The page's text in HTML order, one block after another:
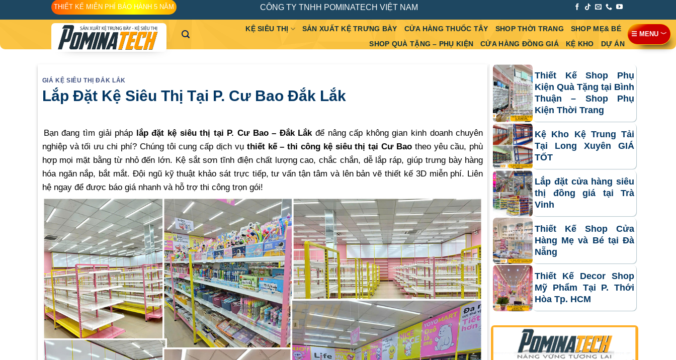
to
THIẾT KẾ MIỄN PHÍ BẢO HÀNH 5 NĂM CÔNG TY TNHH POMINATECH VIỆT NAM
KỆ SIÊU THỊ SẢN XUẤT KỆ TRƯNG BÀY CỬA HÀNG THUỐC TÂY SHOP THỜI TRANG
SHOP MẸ& BÉ
SHOP QUÀ TẶNG – PHỤ KIỆN
CỬA HÀNG ĐỒNG GIÁ KỆ KHO DỰ ÁN
GIÁ KỆ SIÊU THỊ ĐẮK LẮK
Lắp Đặt Kệ Siêu Thị Tại P. Cư Bao Đắk Lắk
Bạn đang tìm giải pháp lắp đặt kệ siêu thị tại P. Cư Bao – Đắk Lắkđể nâng cấp không gian kinh doanh chuyên
nghiệp và tối ưu chi phí? Chúng tôi cung cấp dịch vụ thiết kế – thi công kệ siêu thị tại Cư Baotheo yêu cầu, phù
hợp mọi mặt bằng từ nhỏ đến lớn. Kệ sắt sơn tĩnh điện chất lượng cao, chắc chắn, dễ lắp ráp, giúp trưng bày hàng
hóa ngăn nắp, bắt mắt. Đội ngũ kỹ thuật khảo sát trực tiếp, tư vấn tận tâm và lên bản vẽ thiết kế 3D miễn phí. Liên
hệ ngay để được báo giá nhanh và hỗ trợ thi công trọn gói!
Thiết Kế Shop Phụ
Kiện Quà Tặng tại Bình
Thuận – Shop Phụ
Kiện Thời Trang
Kệ Kho Kệ Trung Tải
Tại Long Xuyên GIÁ
TỐT
Lắp đặt cửa hàng siêu
thị đồng giá tại Trà
Vinh
Thiết Kế Shop Cửa
Hàng Mẹ và Bé tại Đà
Nẵng
Thiết Kế Decor Shop
Mỹ Phẩm Tại P. Thới
Hòa Tp. HCM
☰ MENU ﹀